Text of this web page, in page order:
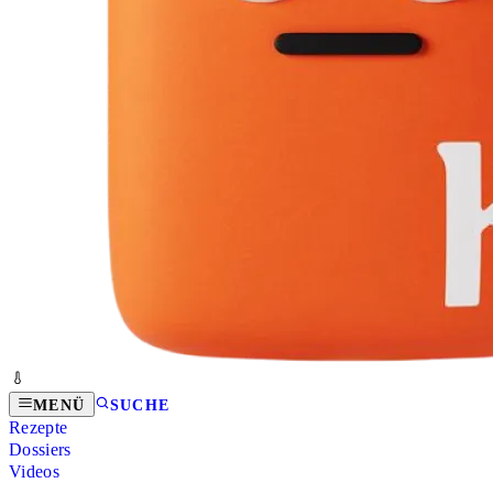
MENÜ SUCHE
Rezepte
Dossiers
Videos